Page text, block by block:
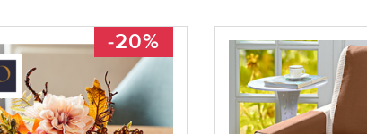
-20%